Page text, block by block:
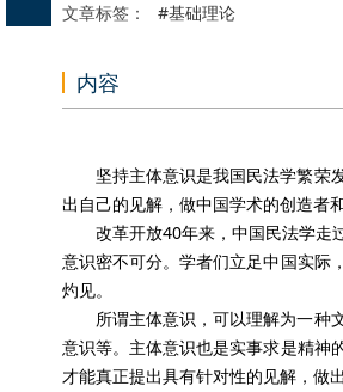
文章标签： #基础理论
内容
坚持主体意识是我国民法学繁荣
出自己的见解，做中国学术的创造者
改革开放40年来，中国民法学走
意识密不可分。学者们立足中国实际
灼见。
所谓主体意识，可以理解为一种
意识等。主体意识也是实事求是精神
才能真正提出具有针对性的见解，做